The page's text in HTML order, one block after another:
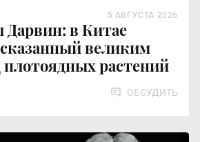
Дарвин: в Китае
великим
растений
5 АВГУСТА 2026
ОБСУДИТЬ